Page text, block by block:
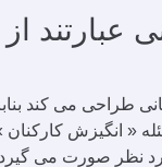
عبارتند از
طراحی می کند
« انگیزش کارکنان
نظر صورت می